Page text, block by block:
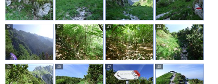
41 42 43 44
45 46 47 48